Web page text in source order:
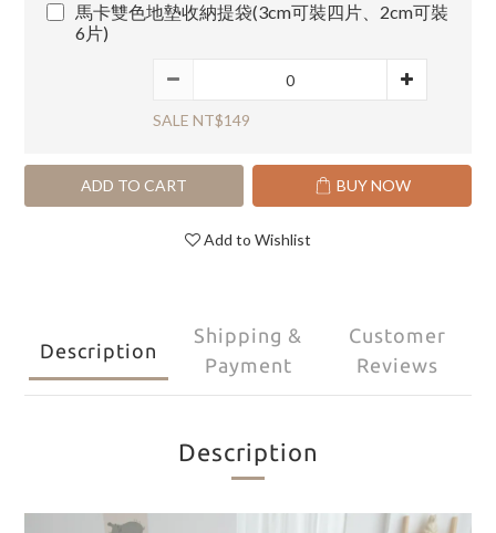
馬卡雙色地墊收納提袋(3cm可裝四片、2cm可裝
6片)
SALE NT$149
ADD TO CART BUY NOW
Add to Wishlist
Description
Shipping &
Payment
Customer
Reviews
Description